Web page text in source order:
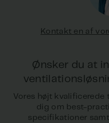
Kontakt en af
Ønsker du at
Vores højt kvalificerede
dig om best-
specifikationer